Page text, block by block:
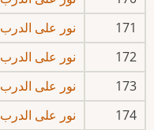
171
نور على الدرب 12-06-1434هـ
172
نور على الدرب 27-05-1434هـ
173
نور على الدرب 20-05-1434هـ
174
نور على الدرب 13-05-1434هـ